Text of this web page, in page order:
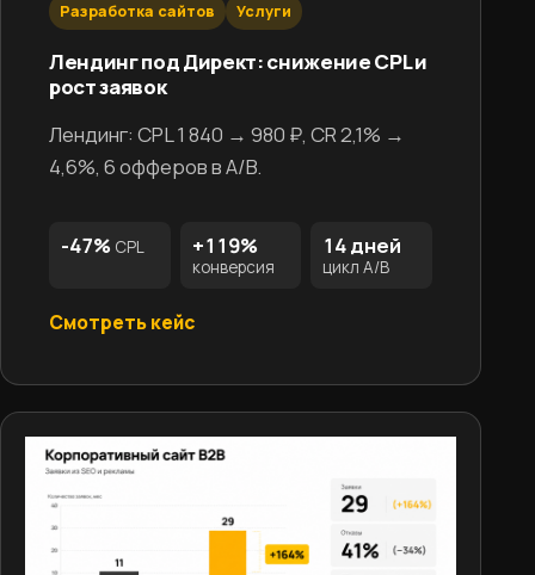
Разработка сайтов Услуги
Лендинг под Директ: снижение CPL и
рост заявок
Лендинг: CPL 1 840 → 980 ₽, CR 2,1% →
4,6%, 6 офферов в A/B.
-47% CPL +119%
конверсия
14 дней
цикл A/B
Смотреть кейс